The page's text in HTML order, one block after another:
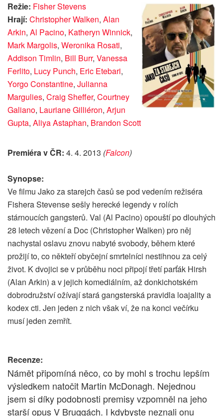
Režie: Fisher Stevens
Hrají: Christopher Walken, Alan
Arkin, Al Pacino, Katheryn Winnick,
Mark Margolis, Weronika Rosati,
Addison Timlin, Bill Burr, Vanessa
Ferlito, Lucy Punch, Eric Etebari,
Yorgo Constantine, Julianna
Margulies, Craig Sheffer, Courtney
Galiano, Lauriane Gilliéron, Arjun
Gupta, Aliya Astaphan, Brandon Scott
Premiéra v ČR: 4. 4. 2013 (Falcon)
Synopse:
Ve filmu Jako za starejch časů se pod vedením režiséra
Fishera Stevense sešly herecké legendy v rolích
stárnoucích gangsterů. Val (Al Pacino) opouští po dlouhých
28 letech vězení a Doc (Christopher Walken) pro něj
nachystal oslavu znovu nabyté svobody, během které
prožijí to, co někteří obyčejní smrtelníci nestihnou za celý
život. K dvojici se v průběhu noci připojí třetí parťák Hirsh
(Alan Arkin) a v jejich komediálním, až donkichotském
dobrodružství ožívají stará gangsterská pravidla loajality a
kodex cti. Jen jeden z nich však ví, že na konci večírku
musí jeden zemřít.
Recenze:
Námět připomíná něco, co by mohl s trochu lepším
výsledkem natočit Martin McDonagh. Nejednou
jsem si díky podobnosti premisy vzpomněl na jeho
starší opus V Bruggách. I kdybyste neznali onu